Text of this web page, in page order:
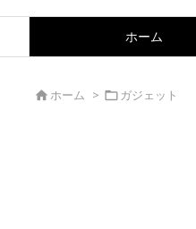
ホーム
ホーム >  ガジェット